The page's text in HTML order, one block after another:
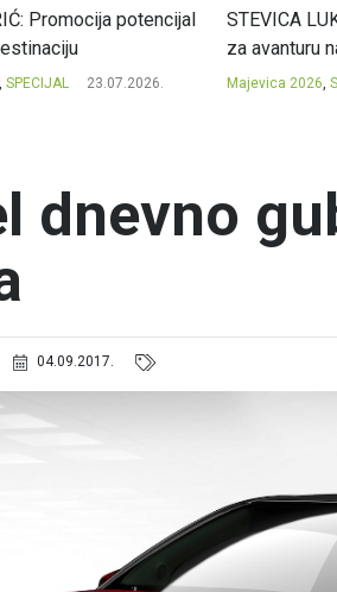
Promocija potencijal
, SPECIJAL 23.07.2026.
STEVICA
za avanturu
Majevica 2026,
dnevno
04.09.2017.